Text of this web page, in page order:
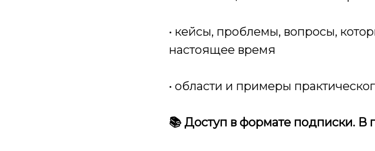
• кейсы, проблемы, вопросы,
настоящее время
• области и примеры
📚 Доступ в формате подписки. В